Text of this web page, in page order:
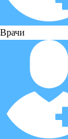
Врачи